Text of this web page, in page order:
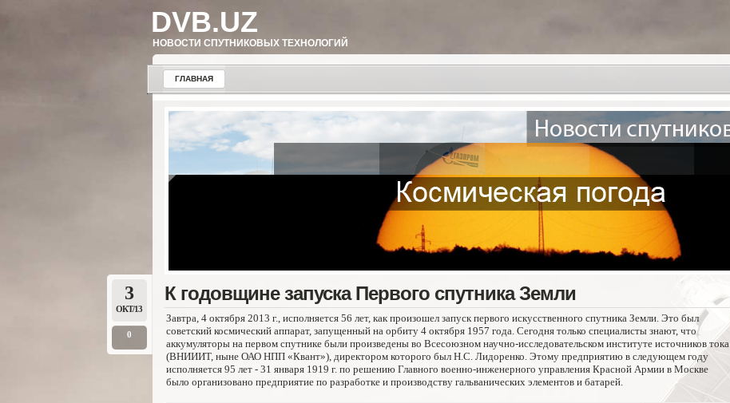
DVB.UZ
НОВОСТИ СПУТНИКОВЫХ ТЕХНОЛОГИЙ
ГЛАВНАЯ
3
ОКТ/13
0
К годовщине запуска Первого спутника Земли
Завтра, 4 октября 2013 г., исполняется 56 лет, как произошел запуск первого искусственного спутника Земли. Это был
советский космический аппарат, запущенный на орбиту 4 октября 1957 года. Сегодня только специалисты знают, что
аккумуляторы на первом спутнике были произведены во Всесоюзном научно-исследовательском институте источников тока
(ВНИИИТ, ныне ОАО НПП «Квант»), директором которого был Н.С. Лидоренко. Этому предприятию в следующем году
исполняется 95 лет - 31 января 1919 г. по решению Главного военно-инженерного управления Красной Армии в Москве
было организовано предприятие по разработке и производству гальванических элементов и батарей.